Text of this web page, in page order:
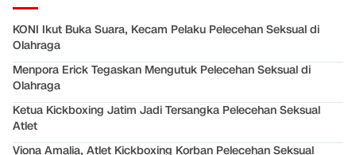
KONI Ikut Buka Suara, Kecam Pelaku Pelecehan Seksual di
Olahraga
Menpora Erick Tegaskan Mengutuk Pelecehan Seksual di
Olahraga
Ketua Kickboxing Jatim Jadi Tersangka Pelecehan Seksual
Atlet
Viona Amalia, Atlet Kickboxing Korban Pelecehan Seksual